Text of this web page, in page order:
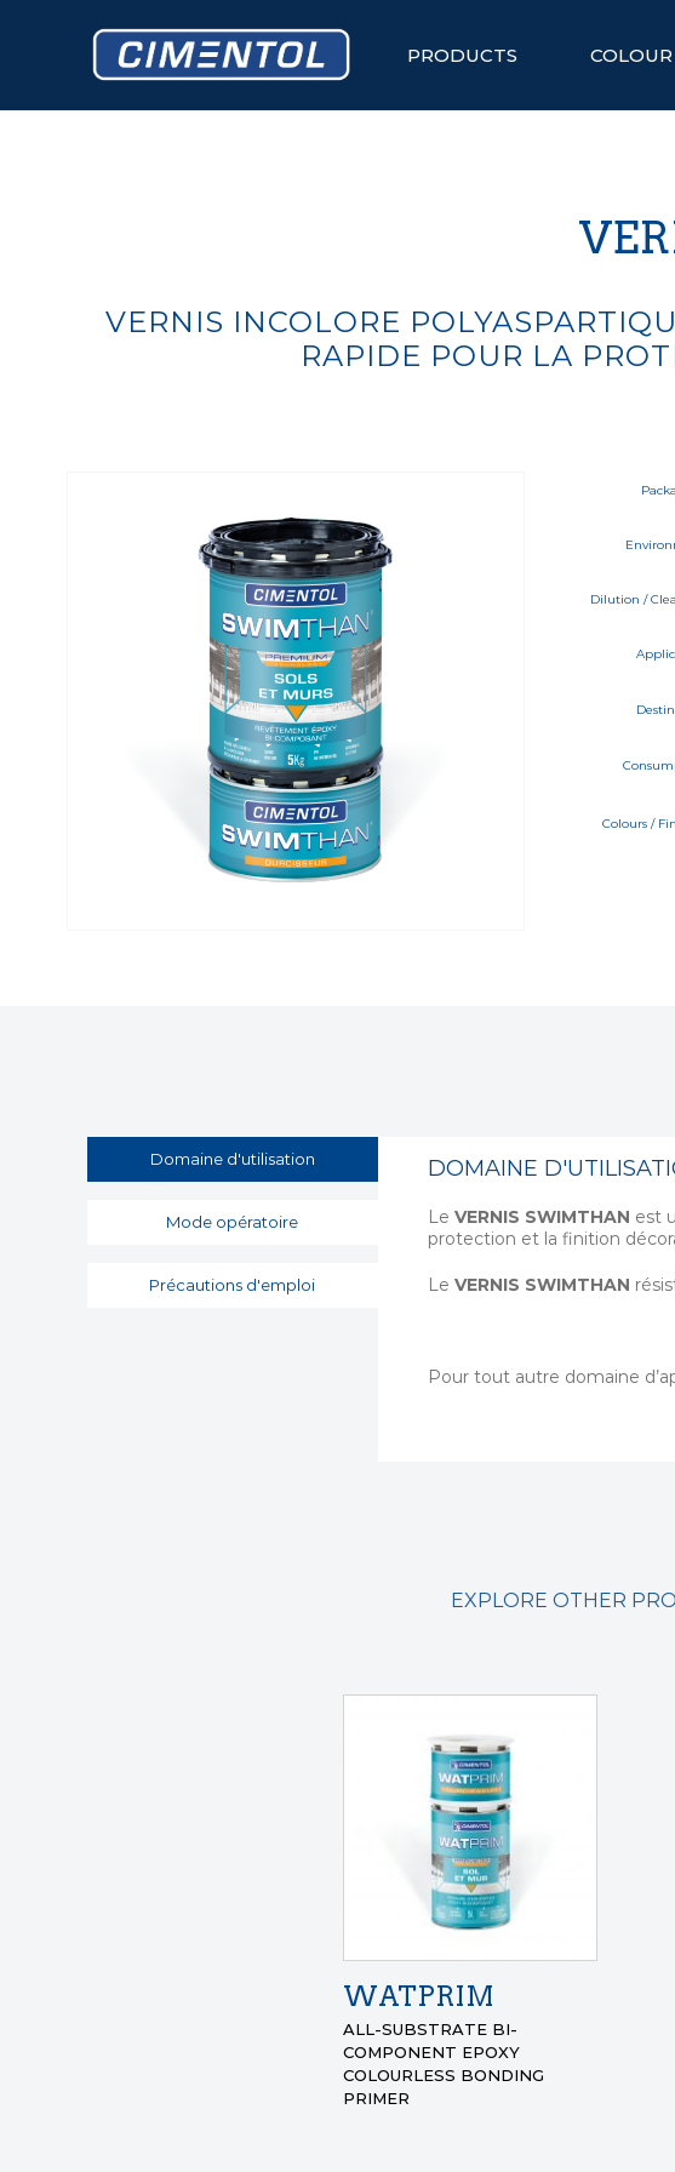
PRODUCTS
VERNIS INCOLORE
RAPIDE POUR LA
Dilution /
Colours /
Domaine d'utilisation
Mode opératoire
Précautions d'emploi
DOMAINE
Le VERNIS SWIMTHAN est
protection et la finition
Le VERNIS SWIMTHAN
Pour tout autre domaine
EXPLORE OTHER
WATPRIM
ALL-SUBSTRATE BI-
COMPONENT EPOXY
COLOURLESS BONDING
PRIMER